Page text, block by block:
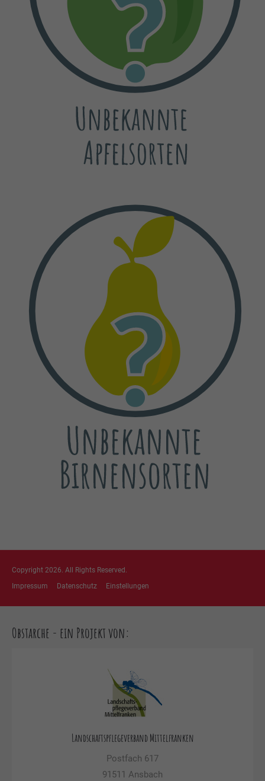
Copyright 2026. All Rights Reserved.
Impressum
Datenschutz Einstellungen
Obstarche - ein Projekt von:
Landschaftspflegeverband Mittelfranken
Postfach 617
91511 Ansbach